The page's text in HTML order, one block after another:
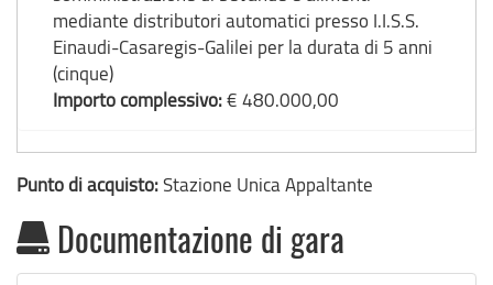
mediante distributori automatici presso I.I.S.S.
Einaudi-Casaregis-Galilei per la durata di 5 anni
(cinque)
Importo complessivo:€ 480.000,00
Punto di acquisto:Stazione Unica Appaltante
Documentazione di gara